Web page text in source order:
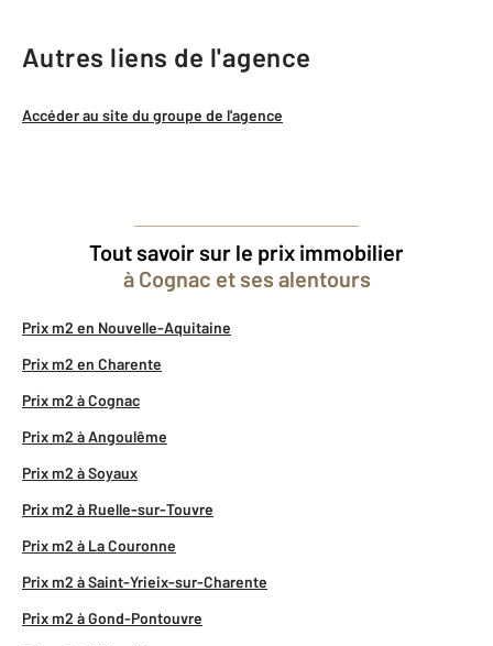
Autres liens de l'agence
Accéder au site du groupe de l'agence
Tout savoir sur le prix immobilier
à Cognac et ses alentours
Prix m2 en Nouvelle-Aquitaine
Prix m2 en Charente
Prix m2 à Cognac
Prix m2 à Angoulême
Prix m2 à Soyaux
Prix m2 à Ruelle-sur-Touvre
Prix m2 à La Couronne
Prix m2 à Saint-Yrieix-sur-Charente
Prix m2 à Gond-Pontouvre